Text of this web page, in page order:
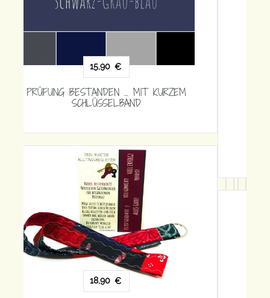
15,90€
PRÜFUNG BESTANDEN … MIT KURZEM
SCHLÜSSELBAND
15,90